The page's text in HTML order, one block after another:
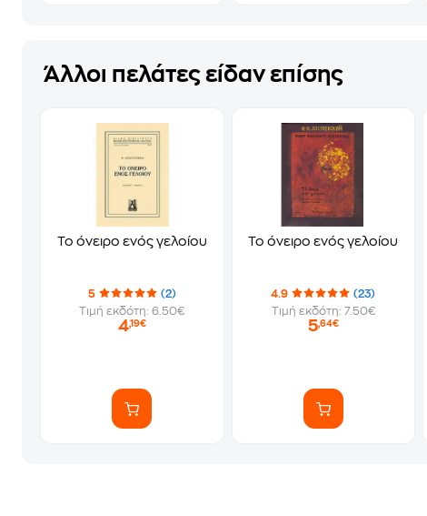
Άλλοι πελάτες είδαν επίσης
Το όνειρο ενός γελοίου
5
(2)
Τιμή εκδότη: 6.50€
4,19€
Το όνειρο ενός γελοίου
4.9
(23)
Τιμή εκδότη: 7.50€
5,64€